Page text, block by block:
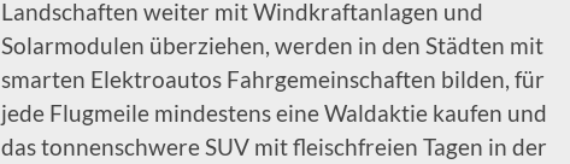
Landschaften weiter mit Windkraftanlagen und
Solarmodulen überziehen, werden in den Städten mit
smarten Elektroautos Fahrgemeinschaften bilden, für
jede Flugmeile mindestens eine Waldaktie kaufen und
das tonnenschwere SUV mit fleischfreien Tagen in der